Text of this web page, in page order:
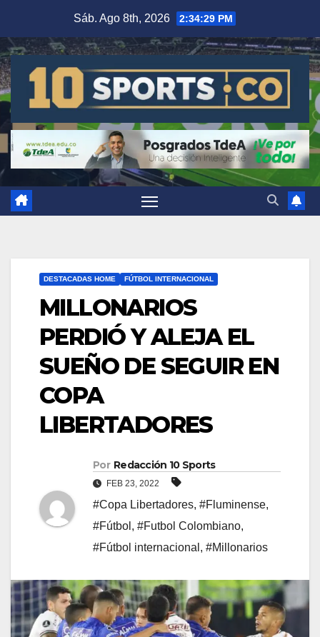
Sáb. Ago 8th, 2026 2:34:30 PM
DESTACADAS HOME FÚTBOL INTERNACIONAL
MILLONARIOS
PERDIÓ Y ALEJA EL
SUEÑO DE SEGUIR EN
COPA
LIBERTADORES
Por Redacción 10 Sports
FEB 23, 2022
#Copa Libertadores, #Fluminense,
#Fútbol , #Futbol Colombiano,
#Fútbol internacional , #Millonarios